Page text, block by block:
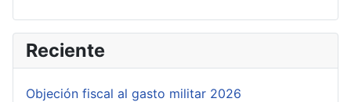
Reciente
Objeción fiscal al gasto militar 2026